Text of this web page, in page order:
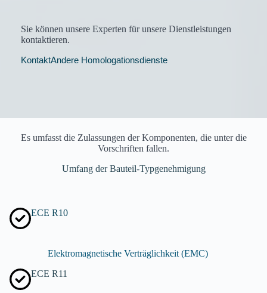
Sie können unsere Experten für unsere Dienstleistungen
kontaktieren.
KontaktAndere Homologationsdienste
Es umfasst die Zulassungen der Komponenten, die unter die
Vorschriften fallen.
Umfang der Bauteil-Typgenehmigung
ECE R10
Elektromagnetische Verträglichkeit (EMC)
ECE R11